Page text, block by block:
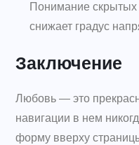
Понимание скрытых
снижает градус
Заключение
Любовь — это
навигации в нем
форму вверху